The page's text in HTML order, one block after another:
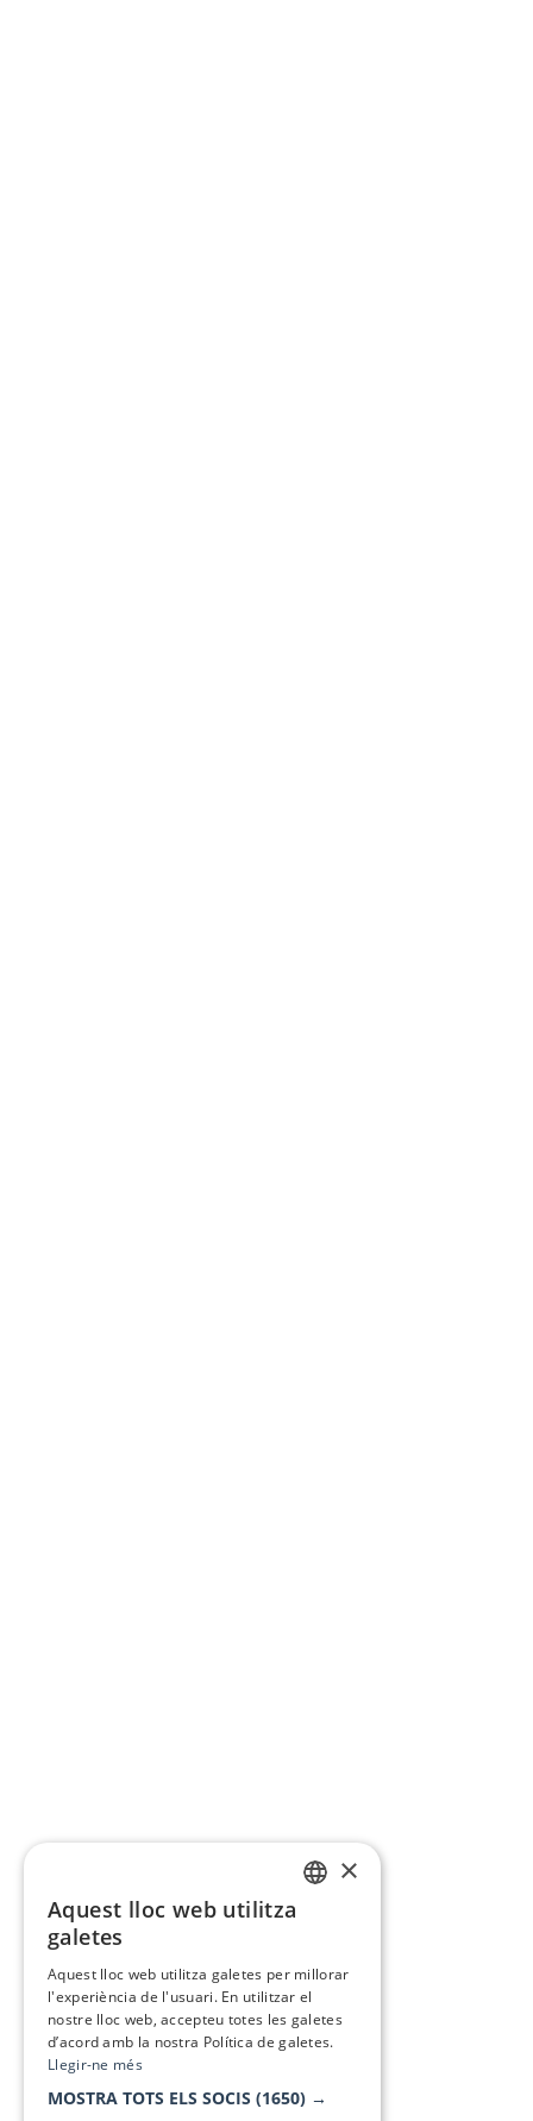
×
Aquest lloc web utilitza
galetes
Aquest lloc web utilitza galetes per millorar
l'experiència de l'usuari. En utilitzar el
nostre lloc web, accepteu totes les galetes
d’acord amb la nostra Política de galetes.
Llegir-ne més
MOSTRA TOTS ELS SOCIS (1650) →